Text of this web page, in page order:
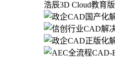
浩辰3D Cloud教育版